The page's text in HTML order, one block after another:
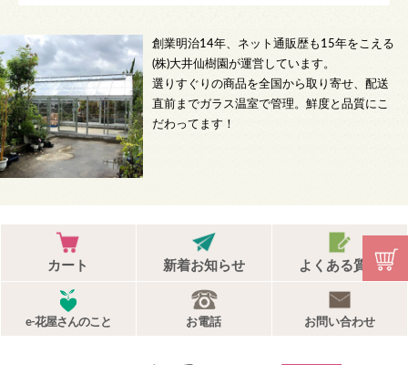
創業明治14年、ネット通販歴も15年をこえる
(株)大井仙樹園が運営しています。
選りすぐりの商品を全国から取り寄せ、配送
直前までガラス温室で管理。鮮度と品質にこ
だわってます！
カート 新着お知らせ よくある質問
e-花屋さんのこと お電話 お問い合わせ